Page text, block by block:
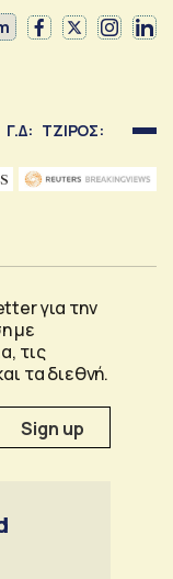
Γ.Δ: ΤΖΙΡΟΣ:
για την
με
τις
τα διεθνή.